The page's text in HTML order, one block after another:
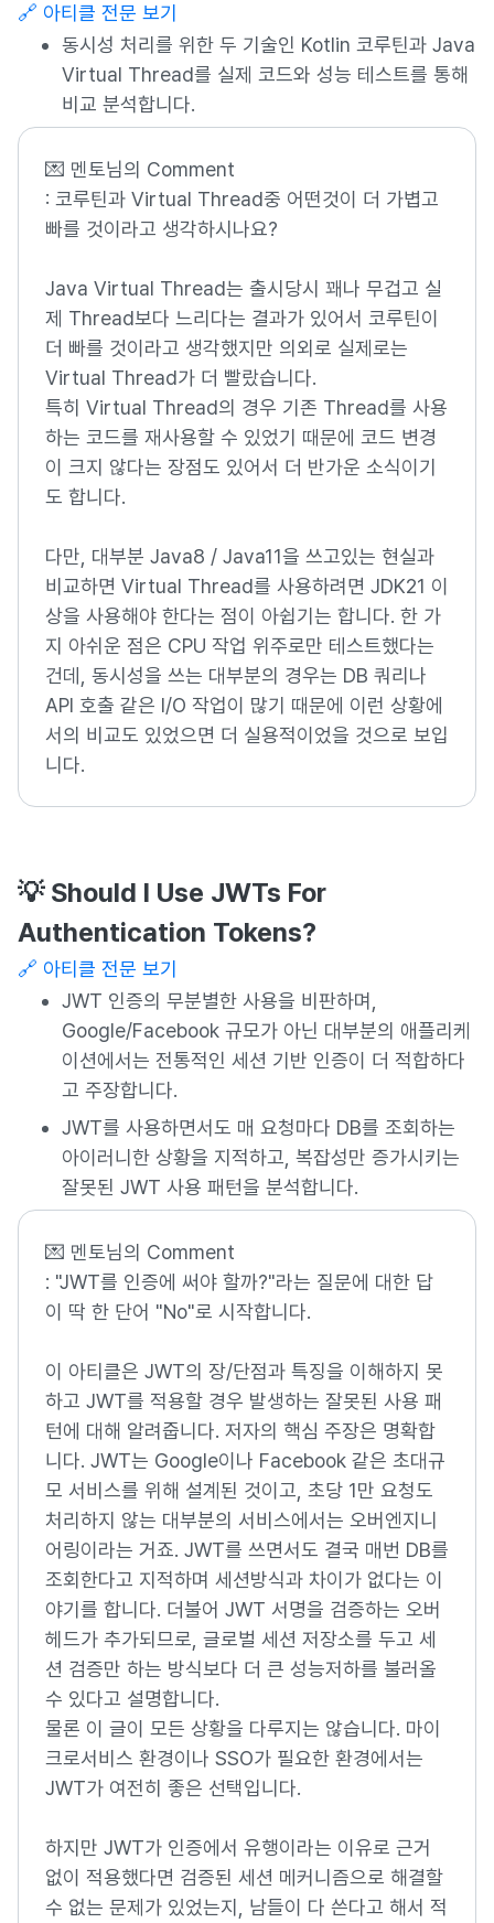
🔗 아티클 전문 보기
동시성 처리를 위한 두 기술인 Kotlin 코루틴과 Java
Virtual Thread를 실제 코드와 성능 테스트를 통해
비교 분석합니다.
💌 멘토님의 Comment
: 코루틴과 Virtual Thread중 어떤것이 더 가볍고
빠를 것이라고 생각하시나요?
Java Virtual Thread는 출시당시 꽤나 무겁고 실
제 Thread보다 느리다는 결과가 있어서 코루틴이
더 빠를 것이라고 생각했지만 의외로 실제로는
Virtual Thread가 더 빨랐습니다.
특히 Virtual Thread의 경우 기존 Thread를 사용
하는 코드를 재사용할 수 있었기 때문에 코드 변경
이 크지 않다는 장점도 있어서 더 반가운 소식이기
도 합니다.
다만, 대부분 Java8 / Java11을 쓰고있는 현실과
비교하면 Virtual Thread를 사용하려면 JDK21 이
상을 사용해야 한다는 점이 아쉽기는 합니다. 한 가
지 아쉬운 점은 CPU 작업 위주로만 테스트했다는
건데, 동시성을 쓰는 대부분의 경우는 DB 쿼리나
API 호출 같은 I/O 작업이 많기 때문에 이런 상황에
서의 비교도 있었으면 더 실용적이었을 것으로 보입
니다.
💡 Should I Use JWTs For
Authentication Tokens?
🔗 아티클 전문 보기
JWT 인증의 무분별한 사용을 비판하며,
Google/Facebook 규모가 아닌 대부분의 애플리케
이션에서는 전통적인 세션 기반 인증이 더 적합하다
고 주장합니다.
JWT를 사용하면서도 매 요청마다 DB를 조회하는
아이러니한 상황을 지적하고, 복잡성만 증가시키는
잘못된 JWT 사용 패턴을 분석합니다.
💌 멘토님의 Comment
: "JWT를 인증에 써야 할까?"라는 질문에 대한 답
이 딱 한 단어 "No"로 시작합니다.
이 아티클은 JWT의 장/단점과 특징을 이해하지 못
하고 JWT를 적용할 경우 발생하는 잘못된 사용 패
턴에 대해 알려줍니다. 저자의 핵심 주장은 명확합
니다. JWT는 Google이나 Facebook 같은 초대규
모 서비스를 위해 설계된 것이고, 초당 1만 요청도
처리하지 않는 대부분의 서비스에서는 오버엔지니
어링이라는 거죠. JWT를 쓰면서도 결국 매번 DB를
조회한다고 지적하며 세션방식과 차이가 없다는 이
야기를 합니다. 더불어 JWT 서명을 검증하는 오버
헤드가 추가되므로, 글로벌 세션 저장소를 두고 세
션 검증만 하는 방식보다 더 큰 성능저하를 불러올
수 있다고 설명합니다.
물론 이 글이 모든 상황을 다루지는 않습니다. 마이
크로서비스 환경이나 SSO가 필요한 환경에서는
JWT가 여전히 좋은 선택입니다.
하지만 JWT가 인증에서 유행이라는 이유로 근거
없이 적용했다면 검증된 세션 메커니즘으로 해결할
수 없는 문제가 있었는지, 남들이 다 쓴다고 해서 적